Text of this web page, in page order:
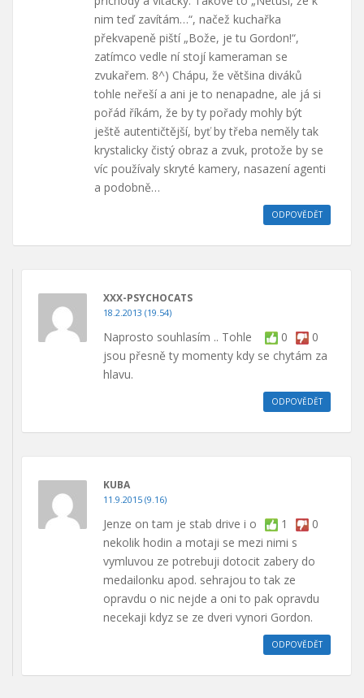
nim teď zavítám…“, načež kuchařka
překvapeně piští „Bože, je tu Gordon!“,
zatímco vedle ní stojí kameraman se
zvukařem. 8^) Chápu, že většina diváků
tohle neřeší a ani je to nenapadne, ale já si
pořád říkám, že by ty pořady mohly být
ještě autentičtější, byť by třeba neměly tak
krystalicky čistý obraz a zvuk, protože by se
víc používaly skryté kamery, nasazení agenti
a podobně…
ODPOVĚDĚT
XXX-PSYCHOCATS
18.2.2013 (19.54)
0 0
Naprosto souhlasím .. Tohle
jsou přesně ty momenty kdy se chytám za
hlavu.
ODPOVĚDĚT
KUBA
11.9.2015 (9.16)
1 0
Jenze on tam je stab drive i o
nekolik hodin a motaji se mezi nimi s
vymluvou ze potrebuji dotocit zabery do
medailonku apod. sehrajou to tak ze
opravdu o nic nejde a oni to pak opravdu
necekaji kdyz se ze dveri vynori Gordon.
ODPOVĚDĚT